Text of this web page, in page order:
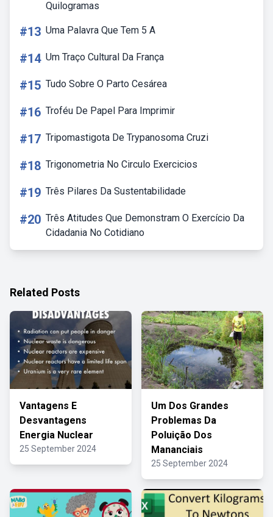
Quilogramas
#13 Uma Palavra Que Tem 5 A
#14 Um Traço Cultural Da França
#15 Tudo Sobre O Parto Cesárea
#16 Troféu De Papel Para Imprimir
#17 Tripomastigota De Trypanosoma Cruzi
#18 Trigonometria No Circulo Exercicios
#19 Três Pilares Da Sustentabilidade
#20 Três Atitudes Que Demonstram O Exercício Da
Cidadania No Cotidiano
Related Posts
Vantagens E
Desvantagens
Energia Nuclear
25 September 2024
Um Dos Grandes
Problemas Da
Poluição Dos
Mananciais
25 September 2024